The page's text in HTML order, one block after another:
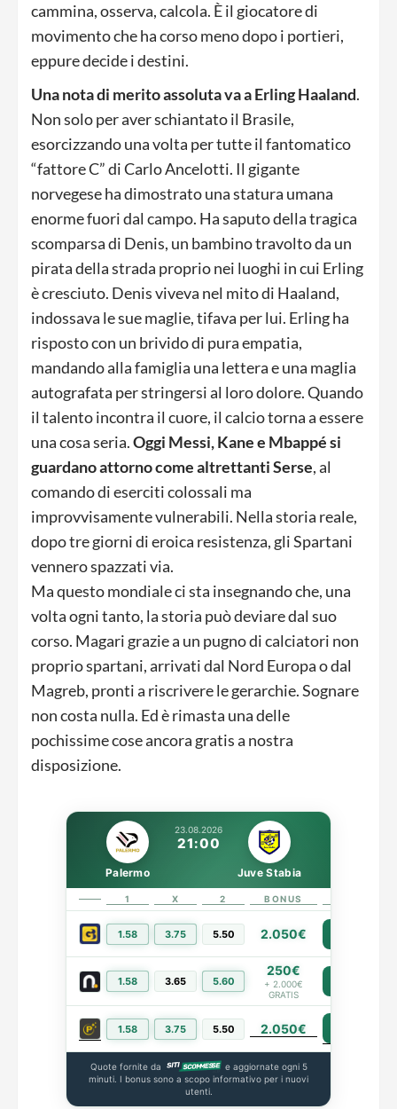
cammina, osserva, calcola. È il giocatore di
movimento che ha corso meno dopo i portieri,
eppure decide i destini.
Una nota di merito assoluta va a Erling Haaland.
Non solo per aver schiantato il Brasile,
esorcizzando una volta per tutte il fantomatico
“fattore C” di Carlo Ancelotti. Il gigante
norvegese ha dimostrato una statura umana
enorme fuori dal campo. Ha saputo della tragica
scomparsa di Denis, un bambino travolto da un
pirata della strada proprio nei luoghi in cui Erling
è cresciuto. Denis viveva nel mito di Haaland,
indossava le sue maglie, tifava per lui. Erling ha
risposto con un brivido di pura empatia,
mandando alla famiglia una lettera e una maglia
autografata per stringersi al loro dolore. Quando
il talento incontra il cuore, il calcio torna a essere
una cosa seria.Oggi Messi, Kane e Mbappé si
guardano attorno come altrettanti Serse, al
comando di eserciti colossali ma
improvvisamente vulnerabili. Nella storia reale,
dopo tre giorni di eroica resistenza, gli Spartani
vennero spazzati via.
Ma questo mondiale ci sta insegnando che, una
volta ogni tanto, la storia può deviare dal suo
corso. Magari grazie a un pugno di calciatori non
proprio spartani, arrivati dal Nord Europa o dal
Magreb, pronti a riscrivere le gerarchie. Sognare
non costa nulla. Ed è rimasta una delle
pochissime cose ancora gratis a nostra
disposizione.
23.08.2026
21:00
Palermo Juve Stabia
1 X 2 BONUS
1.58 3.75 5.50 2.050€
1.58 3.65 5.60
250€
+ 2.000€
GRATIS
1.58 3.75 5.50 2.050€
Quote fornite da
e aggiornate ogni 5
minuti. I bonus sono a scopo informativo per i nuovi
utenti.